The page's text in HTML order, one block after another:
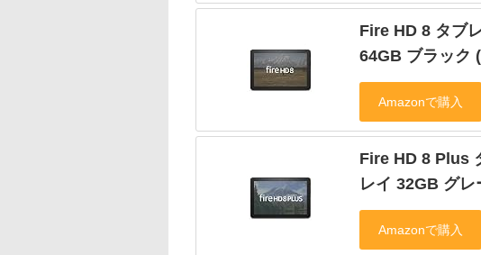
Fire HD 8 タブ
64GB ブラック
Fire HD 8 Plus
レイ 32GB グ